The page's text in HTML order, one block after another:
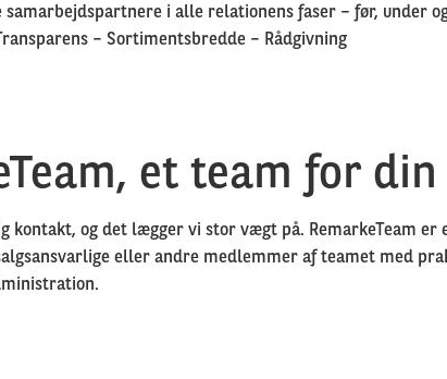
i alle relationens faser – før, under
– Sortimentsbredde – Rådgivning
et team for
kontakt, og det lægger vi stor vægt på. RemarkeTeam
eller andre medlemmer af teamet med